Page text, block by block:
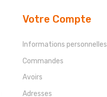
Votre Compte
Informations personnelles
Commandes
Avoirs
Adresses